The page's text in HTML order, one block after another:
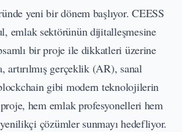
yeni bir dönem başlıyor. CEESS
emlak sektörünün dijitalleşmesine
bir proje ile dikkatleri üzerine
artırılmış gerçeklik (AR), sanal
gibi modern teknolojilerin
hem emlak profesyonelleri hem
çözümler sunmayı hedefliyor.